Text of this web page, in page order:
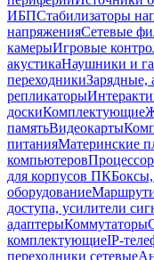
ИБПСтабилизаторы
напряженияСетевые
камерыИгровые
акустикаНаушники и
переходникиЗарядные,
репликаторы
доскиКомплектующие
памятьВидеокарты
питанияМатеринские
компьютеров
для корпусов ПКБоксы,
оборудование
доступа, усилители
адаптерыКоммутаторы
комплектующиеIP-
переходники сетевые